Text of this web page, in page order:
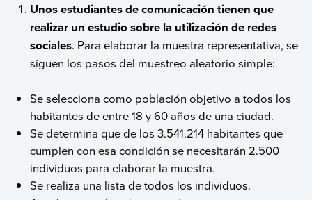
Unos estudiantes de comunicación tienen que
realizar un estudio sobre la utilización de redes
sociales. Para elaborar la muestra representativa, se
siguen los pasos del muestreo aleatorio simple:
Se selecciona como población objetivo a todos los
habitantes de entre 18 y 60 años de una ciudad.
Se determina que de los 3.541.214 habitantes que
cumplen con esa condición se necesitarán 2.500
individuos para elaborar la muestra.
Se realiza una lista de todos los individuos.